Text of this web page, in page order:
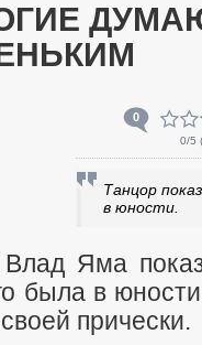
0
0/5 (
Танцор
в юности.
была в
прически.